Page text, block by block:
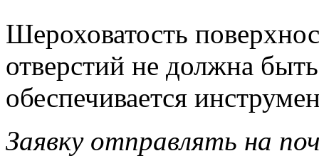
Шероховатость
отверстий не должна
обеспечивается
Заявку отправлять на